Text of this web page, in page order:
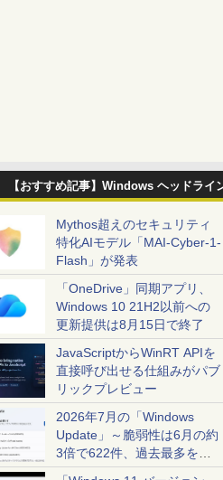
【おすすめ記事】Windows ヘッドライ
Mythos超えのセキュリティ
特化AIモデル「MAI-Cyber-1-
Flash」が発表
「OneDrive」同期アプリ、
Windows 10 21H2以前への
更新提供は8月15日で終了
JavaScriptからWinRT APIを
直接呼び出せる仕組みがパブ
リックプレビュー
2026年7月の「Windows
Update」～脆弱性は6月の約
3倍で622件、過去最多を大
幅に更新